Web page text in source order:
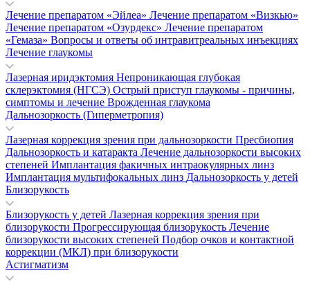
Лечение препаратом «Эйлеа» Лечение препаратом «Визкью»
Лечение препаратом «Озурдекс» Лечение препаратом
«Гемаза» Вопросы и ответы об интравитреальных инъекциях
Лечение глаукомы
Лазерная иридэктомия Непроникающая глубокая
склерэктомия (НГСЭ) Острый приступ глаукомы - причины,
симптомы и лечение Врожденная глаукома
Дальнозоркость (Гиперметропия)
Лазерная коррекция зрения при дальнозоркости Пресбиопия
Дальнозоркость и катаракта Лечение дальнозоркости высоких
степеней Имплантация факичных интраокулярных линз
Имплантация мультифокальных линз Дальнозоркость у детей
Близорукость
Близорукость у детей Лазерная коррекция зрения при
близорукости Прогрессирующая близорукость Лечение
близорукости высоких степеней Подбор очков и контактной
коррекции (МКЛ) при близорукости
Астигматизм